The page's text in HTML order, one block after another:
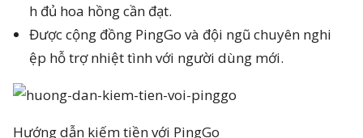
h đủ hoa hồng cần đạt.
Được cộng đồng PingGo và đội ngũ chuyên nghi
ệp hỗ trợ nhiệt tình với người dùng mới.
Hướng dẫn kiếm tiền với PingGo